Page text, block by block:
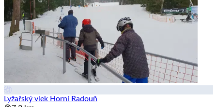
Lyžařský vlek Horní Radouň